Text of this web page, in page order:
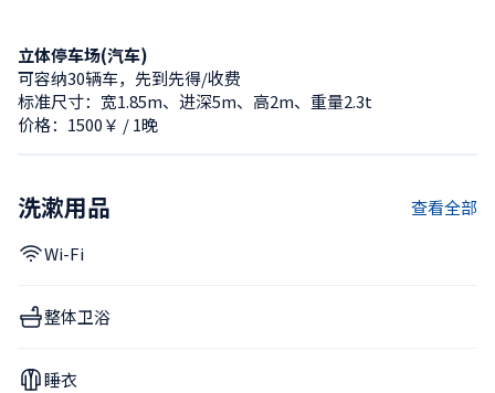
立体停车场(汽车)
可容纳30辆车，先到先得/收费
标准尺寸：宽1.85m、进深5m、高2m、重量2.3t
价格：1500￥ / 1晚
洗漱用品 查看全部
Wi-Fi
整体卫浴
睡衣